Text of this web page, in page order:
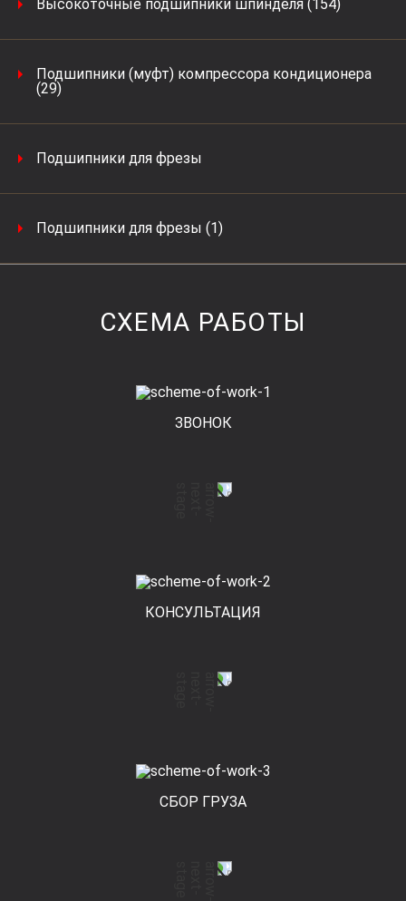
Высокоточные подшипники шпинделя (154)
Подшипники (муфт) компрессора кондиционера
(29)
Подшипники для фрезы
Подшипники для фрезы (1)
СХЕМА РАБОТЫ
ЗВОНОК
КОНСУЛЬТАЦИЯ
СБОР ГРУЗА